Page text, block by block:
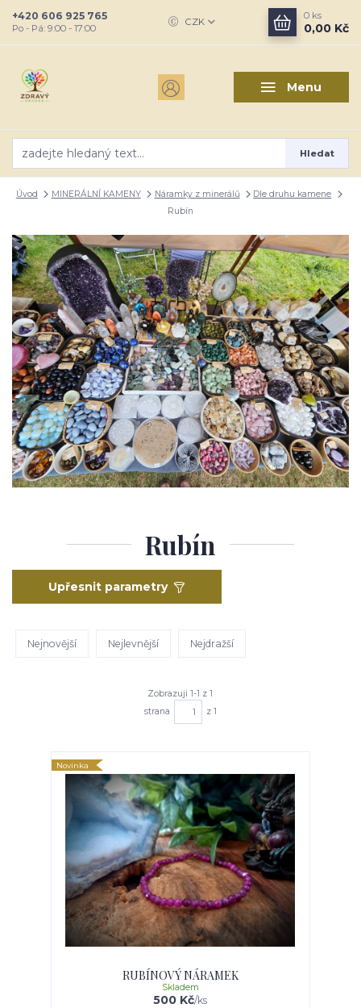
Menu
CZK
Hledat
+420 606 925 765
Po - Pá: 9:00 - 17:00
0 ks
0,00 Kč
Úvod MINERÁLNÍ KAMENY Náramky z minerálů
Dle druhu kamene
Rubín
Rubín
Upřesnit parametry
Nejnovější Nejlevnější Nejdražší
Zobrazuji 1-1 z 1
strana
z 1
Novinka
RUBÍNOVÝ NÁRAMEK
500 Kč/ks
Skladem